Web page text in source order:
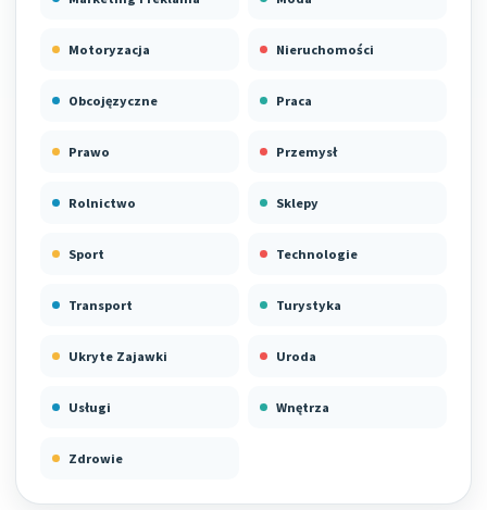
Motoryzacja Nieruchomości
Obcojęzyczne Praca
Prawo Przemysł
Rolnictwo Sklepy
Sport Technologie
Transport Turystyka
Ukryte Zajawki Uroda
Usługi Wnętrza
Zdrowie